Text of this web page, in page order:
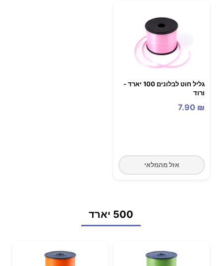
גליל חוט לבלונים 100 יארד -
ורוד
7.90 ₪
אזל מהמלאי
500 יארד